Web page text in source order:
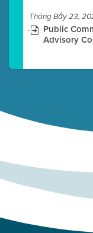
Tháng Bảy 23,
Public
Advisory